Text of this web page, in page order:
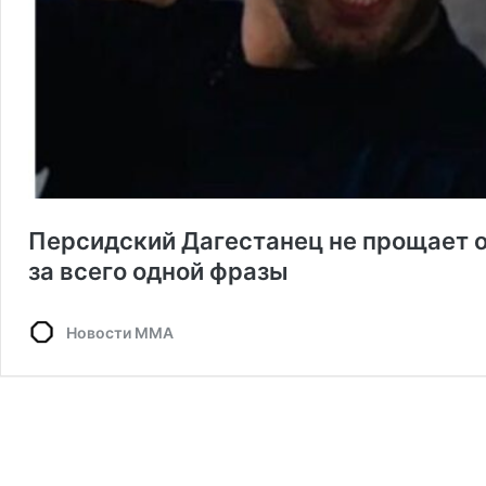
Персидский Дагестанец не прощает
за всего одной фразы
Новости ММА